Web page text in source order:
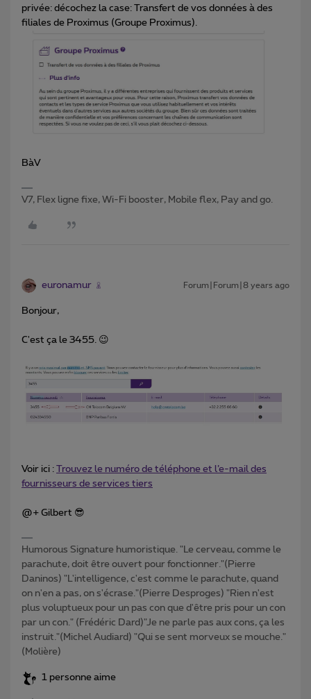
privée: décochez la case: Transfert de vos données à des
filiales de Proximus (Groupe Proximus).
BàV
V7, Flex ligne fixe, Wi-Fi booster, Mobile flex, Pay and go.
euronamur Forum|Forum|8 years ago
Bonjour,
C'est ça le 3455. 😉
Voir ici : Trouvez le numéro de téléphone et l’e-mail des
fournisseurs de services tiers
@+ Gilbert 😎
Humorous Signature humoristique. "Le cerveau, comme le
parachute, doit être ouvert pour fonctionner."(Pierre
Daninos) "L'intelligence, c'est comme le parachute, quand
on n'en a pas, on s'écrase."(Pierre Desproges) "Rien n'est
plus voluptueux pour un pas con que d'être pris pour un con
par un con." (Frédéric Dard)"Je ne parle pas aux cons, ça les
instruit."(Michel Audiard) "Qui se sent morveux se mouche."
(Molière)
1 personne aime